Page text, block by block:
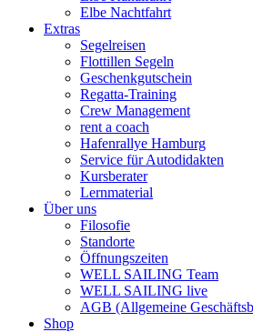
Elbe Nachtfahrt
Extras
Segelreisen
Flottillen Segeln
Geschenkgutschein
Regatta-Training
Crew Management
rent a coach
Hafenrallye Hamburg
Service für Autodidakten
Kursberater
Lernmaterial
Über uns
Filosofie
Standorte
Öffnungszeiten
WELL SAILING Team
WELL SAILING live
AGB (Allgemeine
Shop